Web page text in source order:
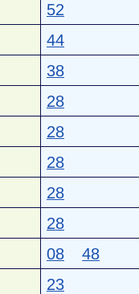
52
44
38
28
28
28
28
28
08 48
23